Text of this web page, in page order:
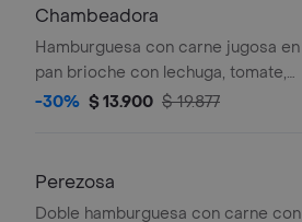
Chambeadora
Hamburguesa con carne jugosa en
pan brioche con lechuga, tomate,
cebolla roja, pepinillos y salsa de la
-30% $ 13.900 $ 19.877
Perezosa
Doble hamburguesa con carne con